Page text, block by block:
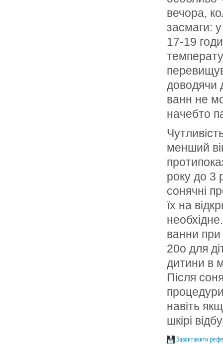
вечора,
засмаги: у
17-19
доводячи
ванн не
начебто
менший
року до 3
сонячні
їх на
ванни при
20o для
дитини в
Після
навіть
шкірі
Завантажити